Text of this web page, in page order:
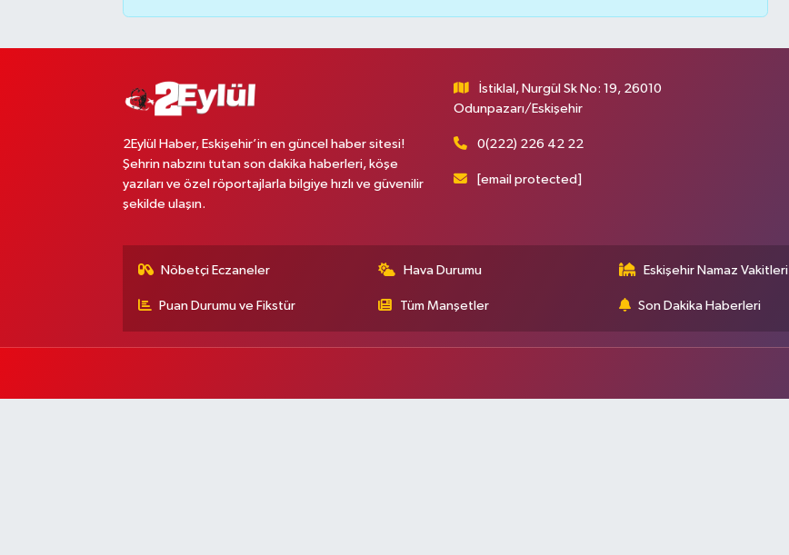
2Eylül Haber, Eskişehir’in en güncel haber sitesi!
Şehrin nabzını tutan son dakika haberleri, köşe
yazıları ve özel röportajlarla bilgiye hızlı ve güvenilir
şekilde ulaşın.
İstiklal, Nurgül Sk No: 19, 26010
Odunpazarı/Eskişehir
0(222) 226 42 22
[email protected]
Nöbetçi Eczaneler Hava Durumu Eskişehir Namaz Vakitleri
Puan Durumu ve Fikstür Tüm Manşetler Son Dakika Haberleri